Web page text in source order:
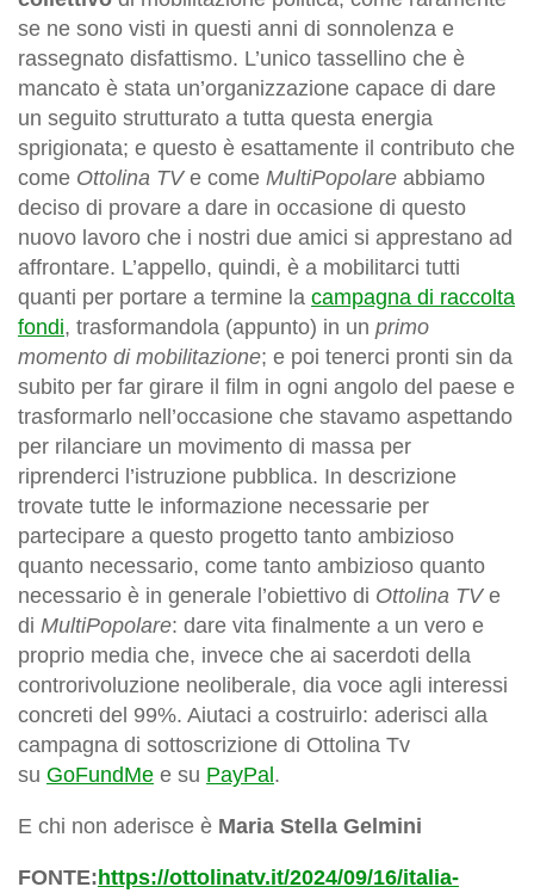
se ne sono visti in questi anni di sonnolenza e
rassegnato disfattismo. L’unico tassellino che è
mancato è stata un’organizzazione capace di dare
un seguito strutturato a tutta questa energia
sprigionata; e questo è esattamente il contributo che
come Ottolina TVe come MultiPopolare abbiamo
deciso di provare a dare in occasione di questo
nuovo lavoro che i nostri due amici si apprestano ad
affrontare. L’appello, quindi, è a mobilitarci tutti
quanti per portare a termine la campagna di raccolta
fondi, trasformandola (appunto) in un primo
momento di mobilitazione; e poi tenerci pronti sin da
subito per far girare il film in ogni angolo del paese e
trasformarlo nell’occasione che stavamo aspettando
per rilanciare un movimento di massa per
riprenderci l’istruzione pubblica. In descrizione
trovate tutte le informazione necessarie per
partecipare a questo progetto tanto ambizioso
quanto necessario, come tanto ambizioso quanto
necessario è in generale l’obiettivo di Ottolina TVe
di MultiPopolare: dare vita finalmente a un vero e
proprio media che, invece che ai sacerdoti della
controrivoluzione neoliberale, dia voce agli interessi
concreti del 99%. Aiutaci a costruirlo: aderisci alla
campagna di sottoscrizione di Ottolina Tv
su GoFundMe e su PayPal.
E chi non aderisce è Maria Stella Gelmini
FONTE:https://ottolinatv.it/2024/09/16/italia-